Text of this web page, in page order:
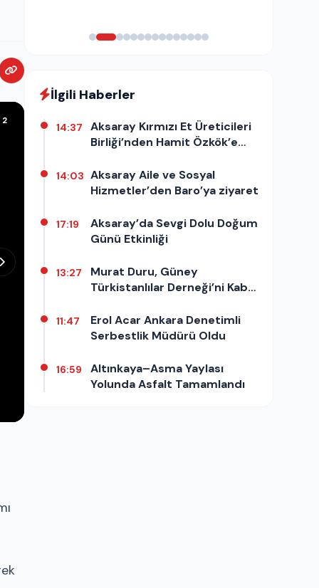
2
İlgili Haberler
14:37
Aksaray Kırmızı Et Üreticileri
Birliği’nden Hamit Özkök’e
14:03 Aksaray Aile ve Sosyal
Hizmetler’den Baro’ya ziyaret
17:19
Aksaray’da Sevgi Dolu Doğum
Günü Etkinliği
13:27
Murat Duru, Güney
Türkistanlılar Derneği’ni Kabul
11:47
Erol Acar Ankara Denetimli
Serbestlik Müdürü Oldu
16:59
Altınkaya–Asma Yaylası
Yolunda Asfalt Tamamlandı